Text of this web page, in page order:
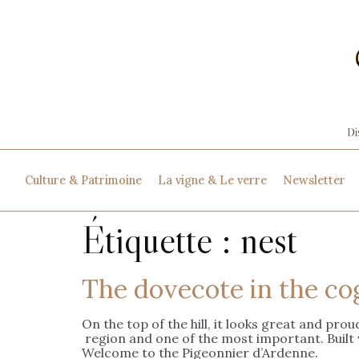
Culture & Patrimoine La vigne & Le verre Newsletter
Étiquette : nest
The dovecote in the
On the top of the hill, it looks great and
region and one of the most important.
Welcome to the Pigeonnier d’Ardenne.